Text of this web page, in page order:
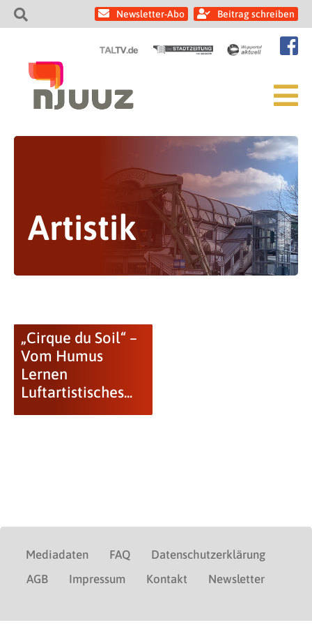
Newsletter-Abo Beitrag schreiben
Artistik
„Cirque du Soil“ –
Vom Humus
Lernen
Luftartistisches...
Mediadaten FAQ
Datenschutzerklärung
AGB
Impressum Kontakt Newsletter